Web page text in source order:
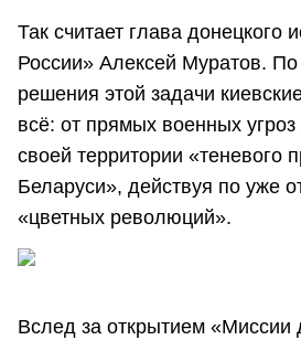
Так считает глава донецкого
России» Алексей Муратов.
решения этой задачи
всё: от прямых военных
своей территории «теневого
Беларуси», действуя по уже
«цветных революций».
Вслед за открытием «Миссии